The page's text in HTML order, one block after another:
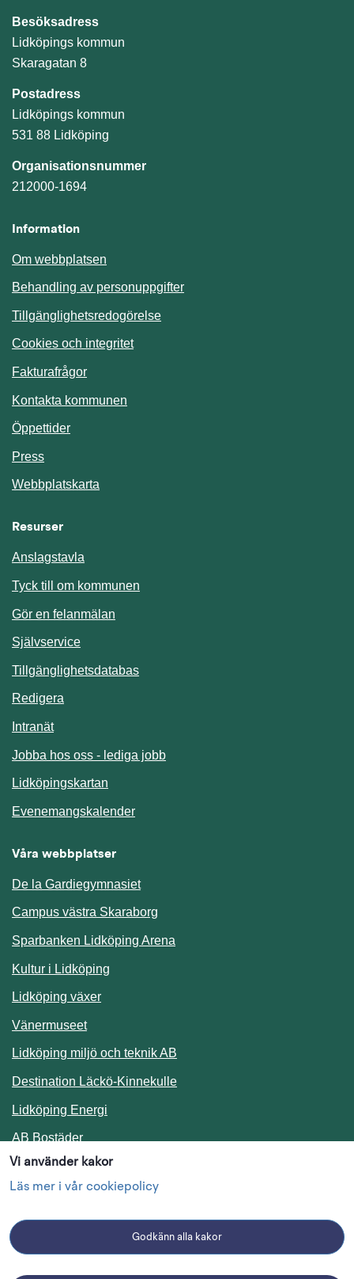
Vi använder kakor
Läs mer i vår cookiepolicy
Godkänn alla kakor
Besöksadress
Lidköpings kommun
Skaragatan 8
Postadress
Lidköpings kommun
531 88 Lidköping
Organisationsnummer
212000-1694
Information
Om webbplatsen
Behandling av personuppgifter
Tillgänglighetsredogörelse
Cookies och integritet
Fakturafrågor
Kontakta kommunen
Öppettider
Press
Webbplatskarta
Resurser
Anslagstavla
Tyck till om kommunen
Gör en felanmälan
SjälvserviceLänk till annan webbplats.
TillgänglighetsdatabasLänk till annan webbplats.
Redigera
IntranätLänk till annan webbplats.
Jobba hos oss - lediga jobb
Lidköpingskartan
EvenemangskalenderLänk till annan webbplats.
Våra webbplatser
De la Gardiegymnasiet
Campus västra Skaraborg
Sparbanken Lidköping Arena
Kultur i Lidköping
Lidköping växer
Vänermuseet
Lidköping miljö och teknik AB
Destination Läckö-KinnekulleLänk till annan webbplats.
Lidköping Energi
AB BostäderLänk till annan webbplats.
Följ oss i sociala medier
Linkedin